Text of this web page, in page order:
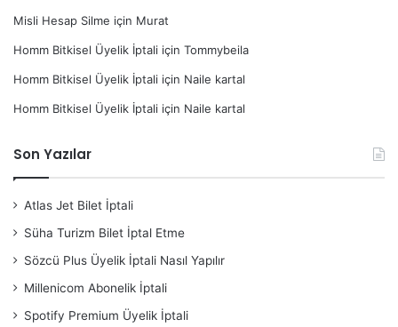
Misli Hesap Silme için Murat
Homm Bitkisel Üyelik İptali için Tommybeila
Homm Bitkisel Üyelik İptali için Naile kartal
Homm Bitkisel Üyelik İptali için Naile kartal
Son Yazılar
Atlas Jet Bilet İptali
Süha Turizm Bilet İptal Etme
Sözcü Plus Üyelik İptali Nasıl Yapılır
Millenicom Abonelik İptali
Spotify Premium Üyelik İptali